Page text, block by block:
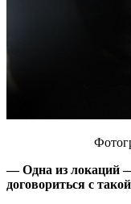
— Одна из локаций
договориться с